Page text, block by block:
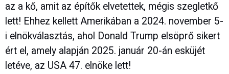
az a kő, amit az építők elvetettek, mégis szegletkő
lett! Ehhez kellett Amerikában a 2024. november 5-
i elnökválasztás, ahol Donald Trump elsöprő sikert
ért el, amely alapján 2025. január 20-án esküjét
letéve, az USA 47. elnöke lett!